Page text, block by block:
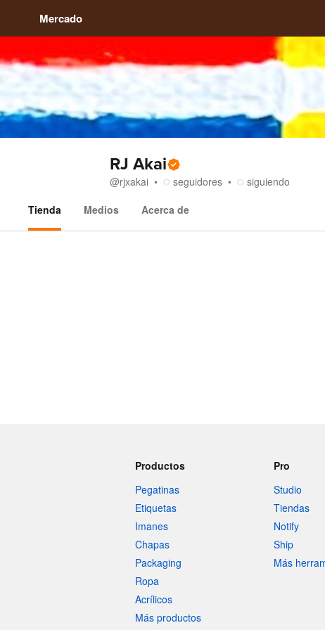
Mercado
RJ Akai
@rjxakai seguidores
siguiendo
Tienda
Medios Acerca de
Productos
Pegatinas
Etiquetas
Imanes
Chapas
Packaging
Ropa
Acrílicos
Más productos
Pro
Studio
Tiendas
Notify
Ship
Más